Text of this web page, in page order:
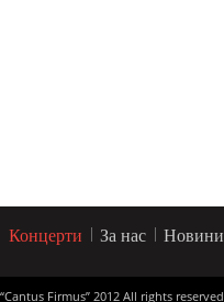
Концерти За нас Новини
“Cantus Firmus” 2012 All rights reserved